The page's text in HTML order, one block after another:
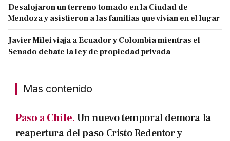
Desalojaron un terreno tomado en la Ciudad de
Mendoza y asistieron a las familias que vivían en el lugar
Javier Milei viaja a Ecuador y Colombia mientras el
Senado debate la ley de propiedad privada
Mas contenido
Paso a Chile.Un nuevo temporal demora la
reapertura del paso Cristo Redentor y